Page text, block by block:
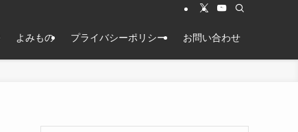
よみもの プライバシーポリシー お問い合わせ